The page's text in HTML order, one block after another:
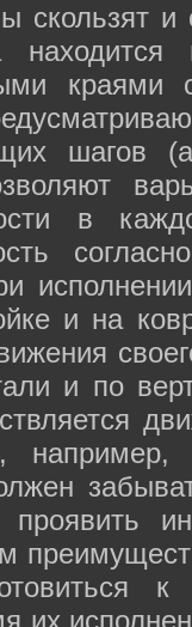
скользят
краями
шагов
в
и на
и по